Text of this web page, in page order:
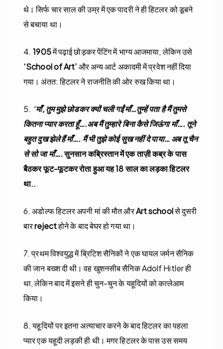
थे। सिर्फ चार साल की उम्र में एक पादरी ने ही हिटलर को डूबने
से बचाया था।
4.1905में पढ़ाई छोड़कर पेंटिंग में भाग्य आजमाया, लेकिन उसे
‘School of Art’और अन्य आर्ट अकादमी में प्रवेश नहीं दिया
गया। अंतत: हिटलर ने राजनीति की ओर रुख किया था।
5. “माँ, तुम मुझे छोडकर क्यों चली गईं माँ…तुम्हें पता है मैं तुमसे
कितना प्यार करता हूँ….अब मैं तुम्हारे बिना कैसे जिऊंगा माँ…. तूने
बहुत दुख झेले हैं माँ…. मैं भी तुझे कोई सुख नहीं दे पाया… अब तू चैन
से सो जा माँ….सुनसान कब्रिस्तान में एक ताज़ी कब्र के पास
बैठकर फूट-फूटकर रोता हुआ यह 18 साल का लड़का हिटलर
था..
6. अडोल्फ हिटलर अपनी मां की मौत औरArt schoolसे दुसरी
बारrejectहोने के बाद बेघर हो गया था।
7. प्रथम विश्वयुद्ध में ब्रिटिश सैनिकों ने एक घायल जर्मन सैनिक
की जान बख्श दी थी। वह खुशनसीब सैनिक Adolf Hitler ही
था, लेकिन बाद में इसने ही चुन-चुन के यहूदियों को कत्लेआम
किया।
8. यहूदियों पर इतना अत्‍याचार करने के बाद हिटलर का पहला
प्‍यार एक यहूदी लड़की ही थी। मगर हिटलर के पास उस समय